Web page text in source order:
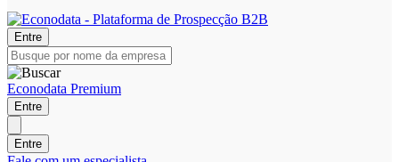
Entre
Econodata Premium
Entre
Entre